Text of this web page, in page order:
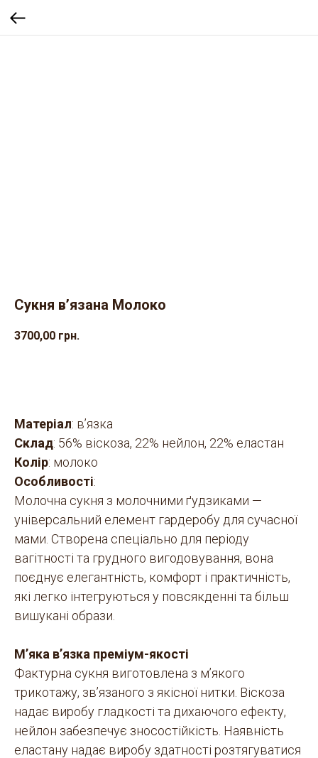
Сукня в’язана Молоко
3700,00 грн.
Матеріал: в’язка
Склад: 56% віскоза, 22% нейлон, 22% еластан
Колір: молоко
Особливості:
Молочна сукня з молочними ґудзиками —
універсальний елемент гардеробу для сучасної
мами. Створена спеціально для періоду
вагітності та грудного вигодовування, вона
поєднує елегантність, комфорт і практичність,
які легко інтегруються у повсякденні та більш
вишукані образи.
М’яка в’язка преміум-якості
Фактурна сукня виготовлена з м’якого
трикотажу, зв’язаного з якісної нитки. Віскоза
надає виробу гладкості та дихаючого ефекту,
нейлон забезпечує зносостійкість. Наявність
еластану надає виробу здатності розтягуватися